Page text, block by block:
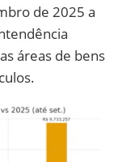
de 2025 a
áreas de bens